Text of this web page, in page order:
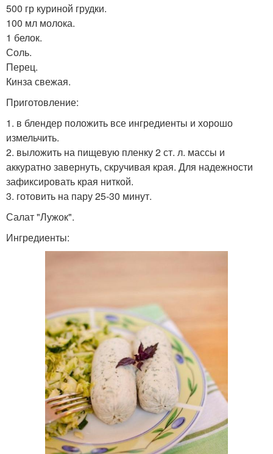
500 гр куриной грудки.
100 мл молока.
1 белок.
Соль.
Перец.
Кинза свежая.
Приготовление:
1. в блендер положить все ингредиенты и хорошо
измельчить.
2. выложить на пищевую пленку 2 ст. л. массы и
аккуратно завернуть, скручивая края. Для надежности
зафиксировать края ниткой.
3. готовить на пару 25-30 минут.
Салат "Лужок".
Ингредиенты: